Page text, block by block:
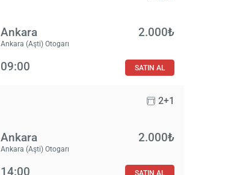
Ankara
Ankara (Aşti) Otogarı
2.000₺
09:00 SATIN AL
2+1
Ankara
Ankara (Aşti) Otogarı
2.000₺
14:00 SATIN AL